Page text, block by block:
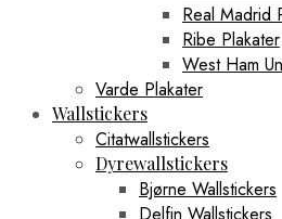
Real Madrid
Ribe Plakater
West Ham
Varde Plakater
Wallstickers
Citatwallstickers
Dyrewallstickers
Bjørne Wallstickers